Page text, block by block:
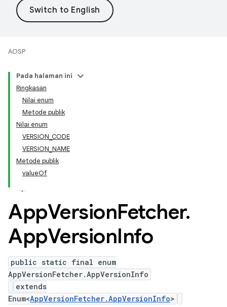
AOSP
Pada halaman ini
Ringkasan
Nilai enum
Metode publik
Nilai enum
VERSION_CODE
VERSION_NAME
Metode publik
valueOf
AppVersionFetcher.
AppVersionInfo
public static final enum
AppVersionFetcher.AppVersionInfo
extends
Enum<AppVersionFetcher.AppVersionInfo>